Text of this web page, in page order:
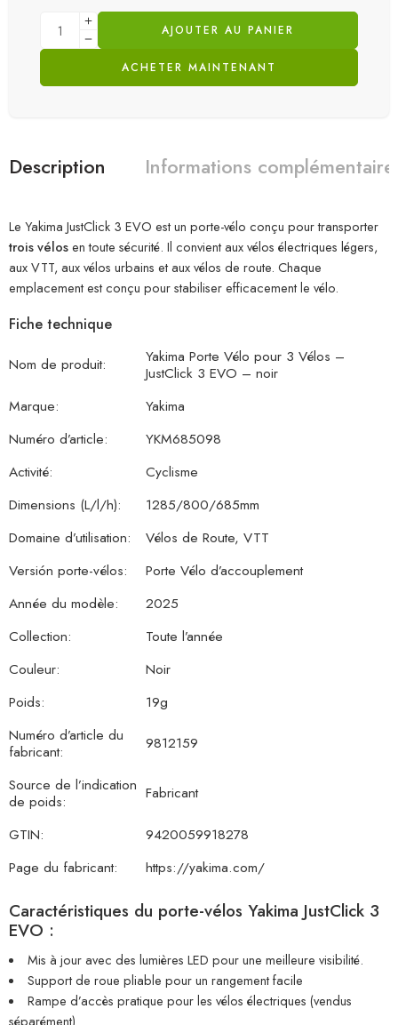
AJOUTER AU PANIER
ACHETER MAINTENANT
Description Informations
Le Yakima JustClick 3 EVO est un porte-vélo conçu pour transporter
trois vélosen toute sécurité. Il convient aux vélos électriques légers,
aux VTT, aux vélos urbains et aux vélos de route. Chaque
emplacement est conçu pour stabiliser efficacement le vélo.
Fiche technique
Nom de produit:
Yakima Porte Vélo pour 3 Vélos –
JustClick 3 EVO – noir
Marque:
Yakima
Numéro d’article:
YKM685098
Activité:
Cyclisme
Dimensions (L/l/h):
1285/800/685mm
Domaine d’utilisation:
Vélos de Route, VTT
Versión porte-vélos:
Porte Vélo d’accouplement
Année du modèle:
2025
Collection:
Toute l’année
Couleur:
Noir
Poids:
19g
Numéro d’article du
fabricant:
9812159
Source de l’indication
de poids:
Fabricant
GTIN:
9420059918278
Page du fabricant:
https://yakima.com/
Caractéristiques du porte-vélos Yakima JustClick 3
EVO :
Mis à jour avec des lumières LED pour une meilleure visibilité.
Support de roue pliable pour un rangement facile
Rampe d’accès pratique pour les vélos électriques (vendus
séparément)